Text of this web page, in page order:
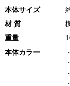
本体サイズ
材 質
重量
本体カラー